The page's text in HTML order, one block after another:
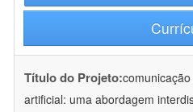
Título do Projeto:
artificial: uma abordagem